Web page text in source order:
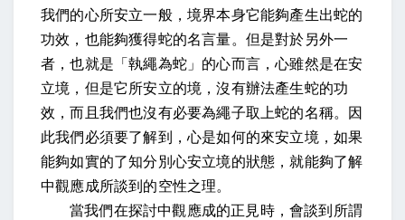
我們的心所安立一般，境界本身它能夠產生出蛇的
功效，也能夠獲得蛇的名言量。但是對於另外一
者，也就是「執繩為蛇」的心而言，心雖然是在安
立境，但是它所安立的境，沒有辦法產生蛇的功
效，而且我們也沒有必要為繩子取上蛇的名稱。因
此我們必須要了解到，心是如何的來安立境，如果
能夠如實的了知分別心安立境的狀態，就能夠了解
中觀應成所談到的空性之理。
當我們在探討中觀應成的正見時，會談到所謂